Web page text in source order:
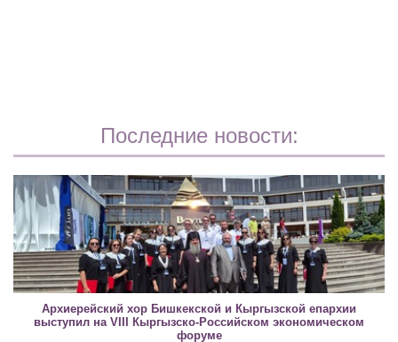
Последние новости:
Архиерейский хор Бишкекской и Кыргызской епархии
выступил на VIII Кыргызско-Российском экономическом
форуме